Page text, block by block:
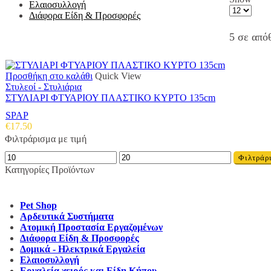
Ελαιοσυλλογή
Διάφορα Είδη & Προσφορές
Products
page
5 σε
Προσθήκη στο καλάθι Quick View
Στυλεοί - Στυλιάρια
ΣΤΥΛΙΑΡΙ ΦΤΥΑΡΙΟΥ ΠΛΑΣΤΙΚΟ ΚΥΡΤΟ 135cm
SPAP
€17.50
Φιλτράρισμα με τιμή
Ελάχιστη
τιμή
Μέγιστη
τιμή
Κατηγορίες Προϊόντων
Pet Shop
Αρδευτικά Συστήματα
Ατομική Προστασία Εργαζομένων
Διάφορα Είδη & Προσφορές
Δομικά - Ηλεκτρικά Εργαλεία
Ελαιοσυλλογή